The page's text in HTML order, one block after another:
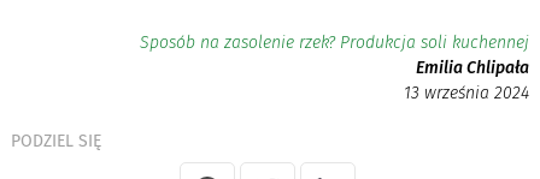
Sposób na zasolenie rzek? Produkcja soli kuchennej
Emilia Chlipała
13 września 2024
PODZIEL SIĘ